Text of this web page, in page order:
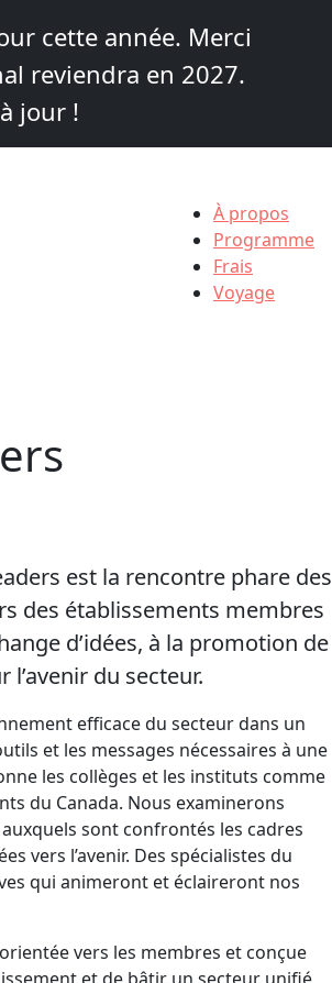
cette année. Merci
reviendra en 2027.
jour !
À propos
Programme
Frais
Voyage
est la rencontre phare des
des établissements membres
d’idées, à la promotion de
du secteur.
efficace du secteur dans un
et les messages nécessaires à une
les collèges et les instituts comme
du Canada. Nous examinerons
sont confrontés les cadres
vers l’avenir. Des spécialistes du
qui animeront et éclaireront nos
vers les membres et conçue